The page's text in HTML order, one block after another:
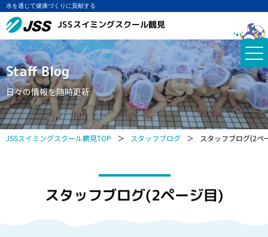
水を通じて健康づくりに貢献する
JSSスイミングスクール鶴見
Staff Blog
日々の情報を随時更新
JSSスイミングスクール鶴見TOP ＞ スタッフブログ ＞ スタッフブログ(2ペ
スタッフブログ(2ページ目)